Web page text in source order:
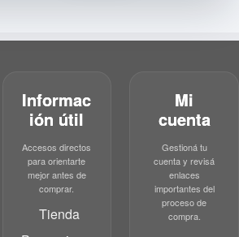
Informac
ión útil
Accesos directos
para orientarte
mejor antes de
comprar.
Tienda
Mi
cuenta
Gestioná tu
cuenta y revisá
enlaces
importantes del
proceso de
compra.